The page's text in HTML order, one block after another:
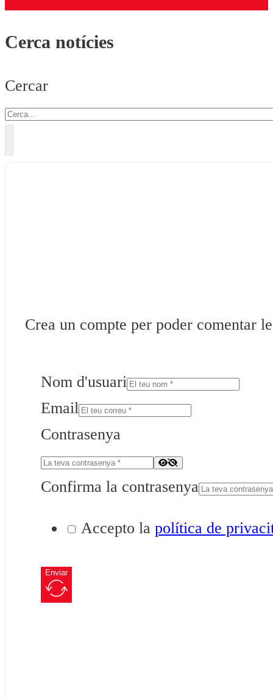
Cerca notícies
Cercar
Crea un compte per poder comentar
Nom d'usuari
Email
Contrasenya
Confirma la contrasenya
Accepto la política de
Enviar